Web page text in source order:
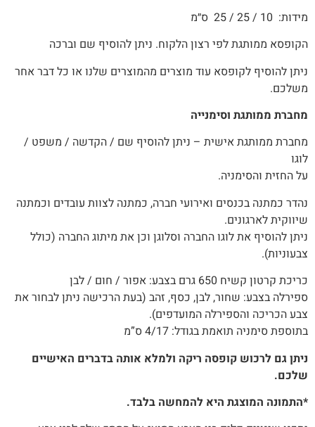
מידות: 10 / 25 / 25 ס״מ
הקופסא ממותגת לפי רצון הלקוח. ניתן להוסיף שם וברכה
ניתן להוסיף לקופסא עוד מוצרים מהמוצרים שלנו או כל דבר אחר
משלכם.
מחברת ממותגת וסימנייה
מחברת ממותגת אישית – ניתן להוסיף שם / הקדשה / משפט /
לוגו
על החזית והסימניה.
נהדר כמתנה בכנסים ואירועי חברה, כמתנה לצוות עובדים וכמתנה
שיווקית לארגונים.
ניתן להוסיף את לוגו החברה וסלוגן וכן את מיתוג החברה (כולל
צבעוניות).
כריכת קרטון קשיח 650 גרם בצבע: אפור / חום / לבן
ספירלה בצבע: שחור, לבן, כסף, זהב (בעת הרכישה ניתן לבחור את
צבע הכריכה והספירלה המועדפים)‭.‬
בתוספת סימניה תואמת בגודל: 4/17 ס”מ
ניתן גם לרכוש קופסה ריקה ולמלא אותה בדברים האישיים
שלכם.
*התמונה המוצגת היא להמחשה בלבד.